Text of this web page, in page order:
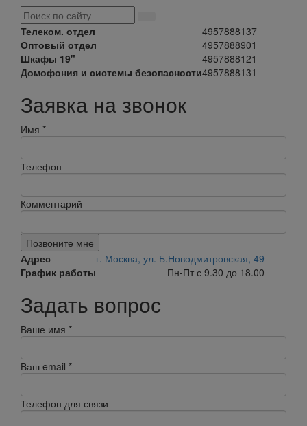
Телеком. отдел
4957888137
Оптовый отдел
4957888901
Шкафы 19"
4957888121
Домофония и системы безопасности4957888131
Заявка на звонок
Имя *
Телефон
Комментарий
Позвоните мне
Адрес
г. Москва, ул. Б.Новодмитровская, 49
График работы
Пн-Пт с 9.30 до 18.00
Задать вопрос
Ваше имя *
Ваш email *
Телефон для связи